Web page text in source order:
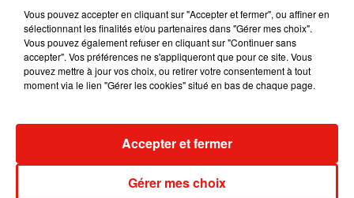
looking like this • #TrollingIsUgly not you ❤️�xÈ�x:
Une publication partagée parC H E S S I E K I N G(@chessiekingg) le
Musique
Benny Blanco invite Selena Gomez et
Vous pouvez accepter en cliquant sur "Accepter et fermer", ou affiner en
sélectionnant les finalités et/ou partenaires dans "Gérer mes choix".
Vous pouvez également refuser en cliquant sur "Continuer sans
accepter". Vos préférences ne s'appliqueront que pour ce site. Vous
pouvez mettre à jour vos choix, ou retirer votre consentement à tout
moment via le lien "Gérer les cookies" situé en bas de chaque page.
Gérer mes choix
Accepter et fermer